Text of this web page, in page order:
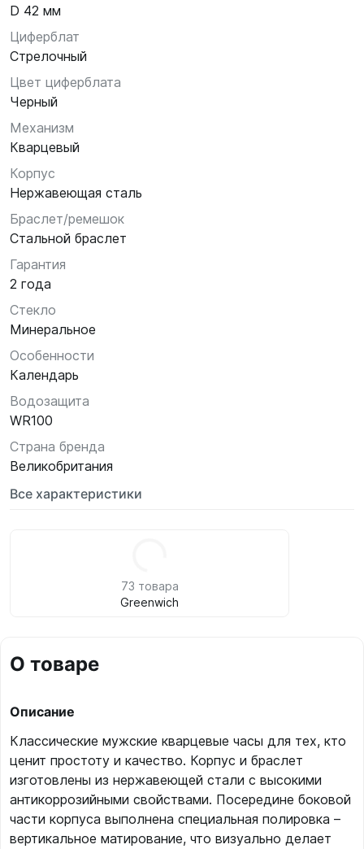
D 42 мм
Циферблат
Стрелочный
Цвет циферблата
Черный
Механизм
Кварцевый
Корпус
Нержавеющая сталь
Браслет/ремешок
Стальной браслет
Гарантия
2 года
Стекло
Минеральное
Особенности
Календарь
Водозащита
WR100
Страна бренда
Великобритания
Все характеристики
73 товара
Greenwich
О товаре
Описание
Классические мужские кварцевые часы для тех, кто
ценит простоту и качество. Корпус и браслет
изготовлены из нержавеющей стали с высокими
антикоррозийными свойствами. Посередине боковой
части корпуса выполнена специальная полировка –
вертикальное матирование, что визуально делает